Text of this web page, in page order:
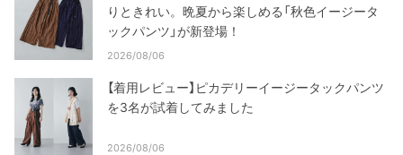
りときれい。晩夏から楽しめる「秋色イージータ
ックパンツ」が新登場！
2026/08/06
【着用レビュー】ピカデリーイージータックパンツ
を3名が試着してみました
2026/08/06